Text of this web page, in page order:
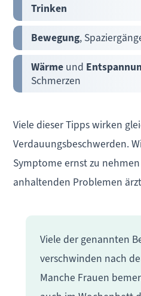
Trinken
Bewegung,
Wärme und
Schmerzen
Viele dieser Tipps wirken
Verdauungsbeschwerden.
Symptome ernst zu
anhaltenden Problemen
Viele der genannten
verschwinden nach
Manche Frauen